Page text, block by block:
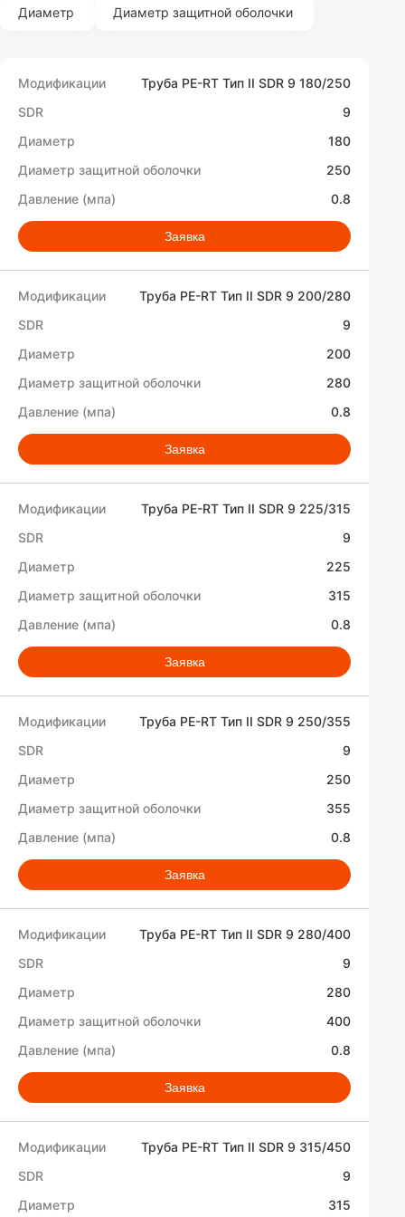
Диаметр Диаметр защитной оболочки
Труба PE-RT Тип II SDR 9 180/250
9
180
250
0.8
Заявка
Труба PE-RT Тип II SDR 9 200/280
9
200
280
0.8
Заявка
Труба PE-RT Тип II SDR 9 225/315
9
225
315
0.8
Заявка
Труба PE-RT Тип II SDR 9 250/355
9
250
355
0.8
Заявка
Труба PE-RT Тип II SDR 9 280/400
9
280
400
0.8
Заявка
Труба PE-RT Тип II SDR 9 315/450
9
315